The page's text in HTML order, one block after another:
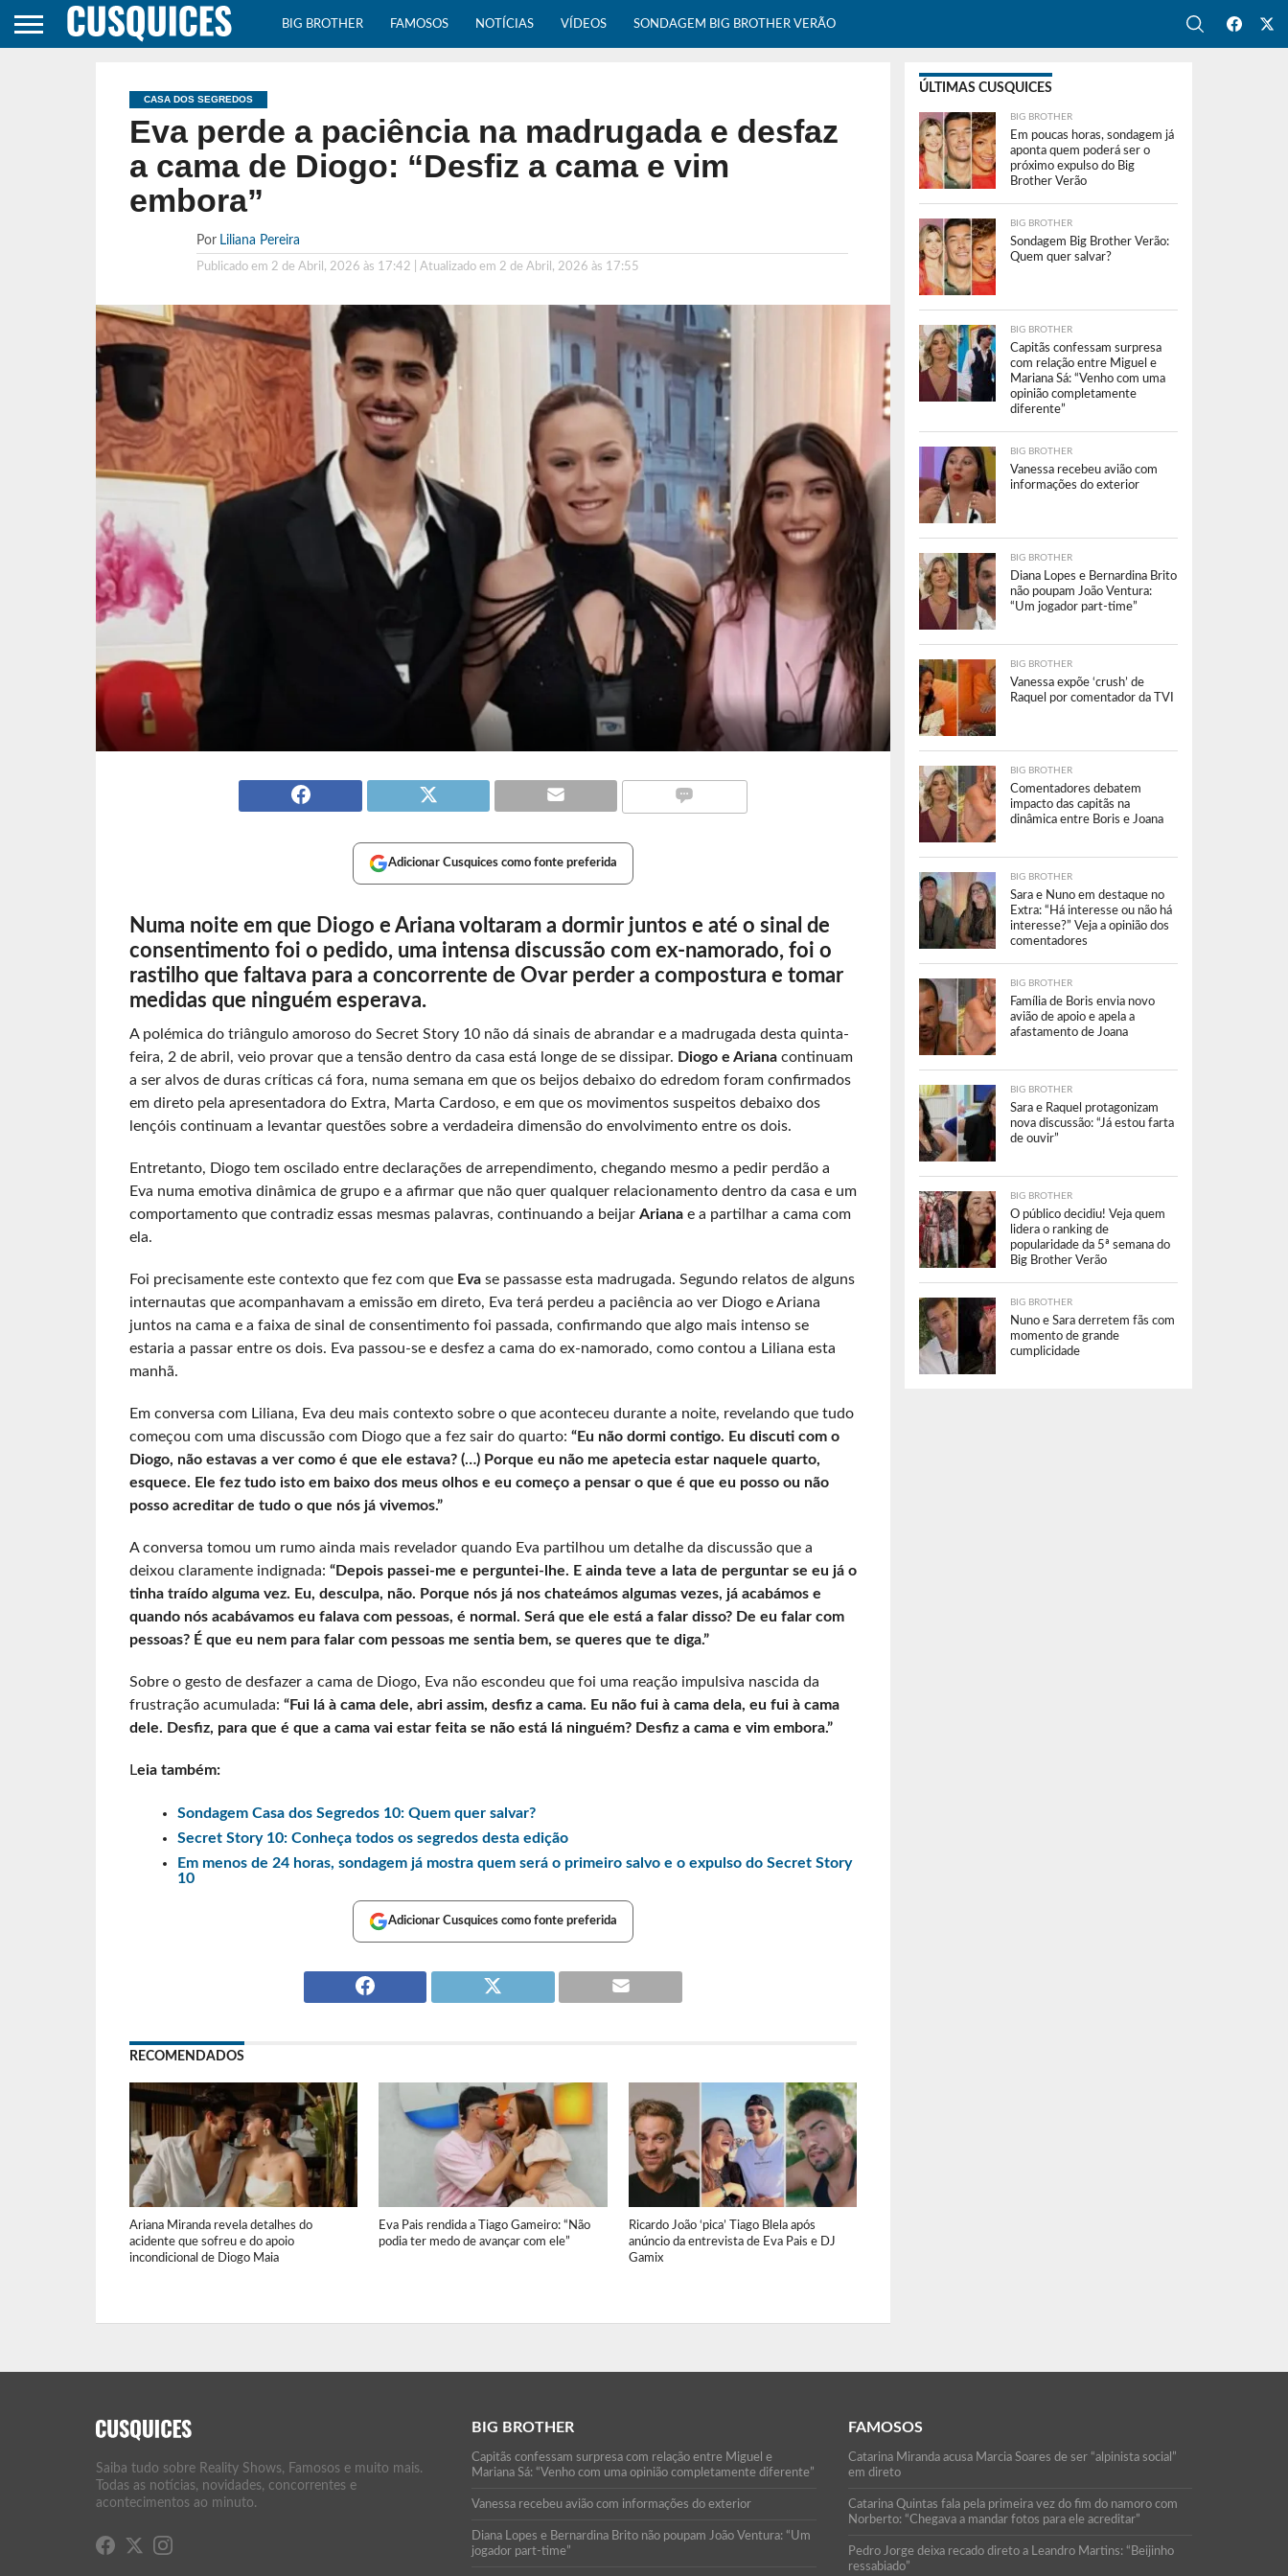
BIG BROTHER FAMOSOS NOTÍCIAS VÍDEOS SONDAGEM BIG BROTHER VERÃO
CASA DOS SEGREDOS
Eva perde a paciência na madrugada e desfaz
a cama de Diogo: “Desfiz a cama e vim
embora”
Por Liliana Pereira
Publicado em 2 de Abril, 2026 às 17:42 | Atualizado em 2 de Abril, 2026 às 17:55
Adicionar Cusquices como fonte preferida
Numa noite em que Diogo e Ariana voltaram a dormir juntos e até o sinal de
consentimento foi o pedido, uma intensa discussão com ex-namorado, foi o
rastilho que faltava para a concorrente de Ovar perder a compostura e tomar
medidas que ninguém esperava.
A polémica do triângulo amoroso do Secret Story 10 não dá sinais de abrandar e a madrugada desta quinta-
feira, 2 de abril, veio provar que a tensão dentro da casa está longe de se dissipar. Diogo e Arianacontinuam
a ser alvos de duras críticas cá fora, numa semana em que os beijos debaixo do edredom foram confirmados
em direto pela apresentadora do Extra, Marta Cardoso, e em que os movimentos suspeitos debaixo dos
lençóis continuam a levantar questões sobre a verdadeira dimensão do envolvimento entre os dois.
Entretanto, Diogo tem oscilado entre declarações de arrependimento, chegando mesmo a pedir perdão a
Eva numa emotiva dinâmica de grupo e a afirmar que não quer qualquer relacionamento dentro da casa e um
comportamento que contradiz essas mesmas palavras, continuando a beijar Arianae a partilhar a cama com
ela.
Foi precisamente este contexto que fez com que Evase passasse esta madrugada. Segundo relatos de alguns
internautas que acompanhavam a emissão em direto, Eva terá perdeu a paciência ao ver Diogo e Ariana
juntos na cama e a faixa de sinal de consentimento foi passada, confirmando que algo mais intenso se
estaria a passar entre os dois. Eva passou-se e desfez a cama do ex-namorado, como contou a Liliana esta
manhã.
Em conversa com Liliana, Eva deu mais contexto sobre o que aconteceu durante a noite, revelando que tudo
começou com uma discussão com Diogo que a fez sair do quarto: “Eu não dormi contigo. Eu discuti com o
Diogo, não estavas a ver como é que ele estava? (…) Porque eu não me apetecia estar naquele quarto,
esquece. Ele fez tudo isto em baixo dos meus olhos e eu começo a pensar o que é que eu posso ou não
posso acreditar de tudo o que nós já vivemos.”
A conversa tomou um rumo ainda mais revelador quando Eva partilhou um detalhe da discussão que a
deixou claramente indignada: “Depois passei-me e perguntei-lhe. E ainda teve a lata de perguntar se eu já o
tinha traído alguma vez. Eu, desculpa, não. Porque nós já nos chateámos algumas vezes, já acabámos e
quando nós acabávamos eu falava com pessoas, é normal. Será que ele está a falar disso? De eu falar com
pessoas? É que eu nem para falar com pessoas me sentia bem, se queres que te diga.”
Sobre o gesto de desfazer a cama de Diogo, Eva não escondeu que foi uma reação impulsiva nascida da
frustração acumulada: “Fui lá à cama dele, abri assim, desfiz a cama. Eu não fui à cama dela, eu fui à cama
dele. Desfiz, para que é que a cama vai estar feita se não está lá ninguém? Desfiz a cama e vim embora.”
Leia também:
Sondagem Casa dos Segredos 10: Quem quer salvar?
Secret Story 10: Conheça todos os segredos desta edição
Em menos de 24 horas, sondagem já mostra quem será o primeiro salvo e o expulso do Secret Story
10
Adicionar Cusquices como fonte preferida
RECOMENDADOS
Ariana Miranda revela detalhes do
acidente que sofreu e do apoio
incondicional de Diogo Maia
Eva Pais rendida a Tiago Gameiro: “Não
podia ter medo de avançar com ele”
Ricardo João ‘pica’ Tiago Blela após
anúncio da entrevista de Eva Pais e DJ
Gamix
ÚLTIMAS CUSQUICES
BIG BROTHER
Em poucas horas, sondagem já
aponta quem poderá ser o
próximo expulso do Big
Brother Verão
BIG BROTHER
Sondagem Big Brother Verão:
Quem quer salvar?
BIG BROTHER
Capitãs confessam surpresa
com relação entre Miguel e
Mariana Sá: “Venho com uma
opinião completamente
diferente”
BIG BROTHER
Vanessa recebeu avião com
informações do exterior
BIG BROTHER
Diana Lopes e Bernardina Brito
não poupam João Ventura:
“Um jogador part-time”
BIG BROTHER
Vanessa expõe ‘crush’ de
Raquel por comentador da TVI
BIG BROTHER
Comentadores debatem
impacto das capitãs na
dinâmica entre Boris e Joana
BIG BROTHER
Sara e Nuno em destaque no
Extra: “Há interesse ou não há
interesse?” Veja a opinião dos
comentadores
BIG BROTHER
Família de Boris envia novo
avião de apoio e apela a
afastamento de Joana
BIG BROTHER
Sara e Raquel protagonizam
nova discussão: “Já estou farta
de ouvir”
BIG BROTHER
O público decidiu! Veja quem
lidera o ranking de
popularidade da 5ª semana do
Big Brother Verão
BIG BROTHER
Nuno e Sara derretem fãs com
momento de grande
cumplicidade
Saiba tudo sobre Reality Shows, Famosos e muito mais.
Todas as notícias, novidades, concorrentes e
acontecimentos ao minuto.
BIG BROTHER
Capitãs confessam surpresa com relação entre Miguel e
Mariana Sá: “Venho com uma opinião completamente diferente”
Vanessa recebeu avião com informações do exterior
Diana Lopes e Bernardina Brito não poupam João Ventura: “Um
jogador part-time”
FAMOSOS
Catarina Miranda acusa Marcia Soares de ser “alpinista social”
em direto
Catarina Quintas fala pela primeira vez do fim do namoro com
Norberto: “Chegava a mandar fotos para ele acreditar”
Pedro Jorge deixa recado direto a Leandro Martins: “Beijinho
ressabiado”